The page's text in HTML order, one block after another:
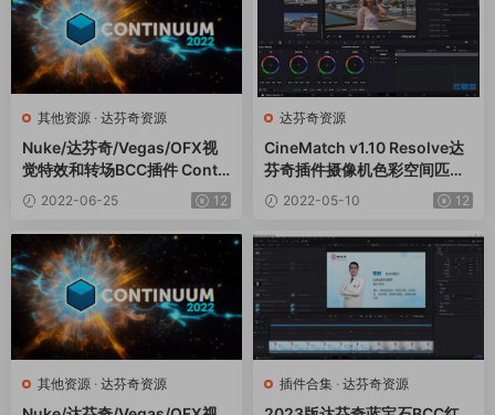
其他资源 · 达芬奇资源
Nuke/达芬奇/Vegas/OFX视
觉特效和转场BCC插件 Conti
nuum 2022 v15.5.0 Win
2022-06-25 12
达芬奇资源
CineMatch v1.10 Resolve达
芬奇插件摄像机色彩空间匹配
调色工具
2022-05-10 12
其他资源 · 达芬奇资源 插件合集 · 达芬奇资源